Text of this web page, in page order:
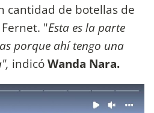
cantidad de botellas de
"Esta es la parte
porque ahí tengo una
indicóWanda Nara.